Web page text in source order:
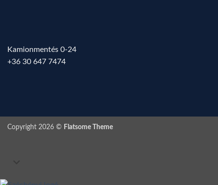
Kamionmentés 0-24
+36 30 647 7474
Copyright 2026 © Flatsome Theme